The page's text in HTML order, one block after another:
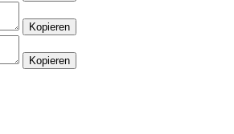
Kopieren
Kopieren